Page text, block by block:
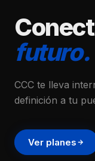
futuro.
CCC te lleva
definición a tu
Ver planes